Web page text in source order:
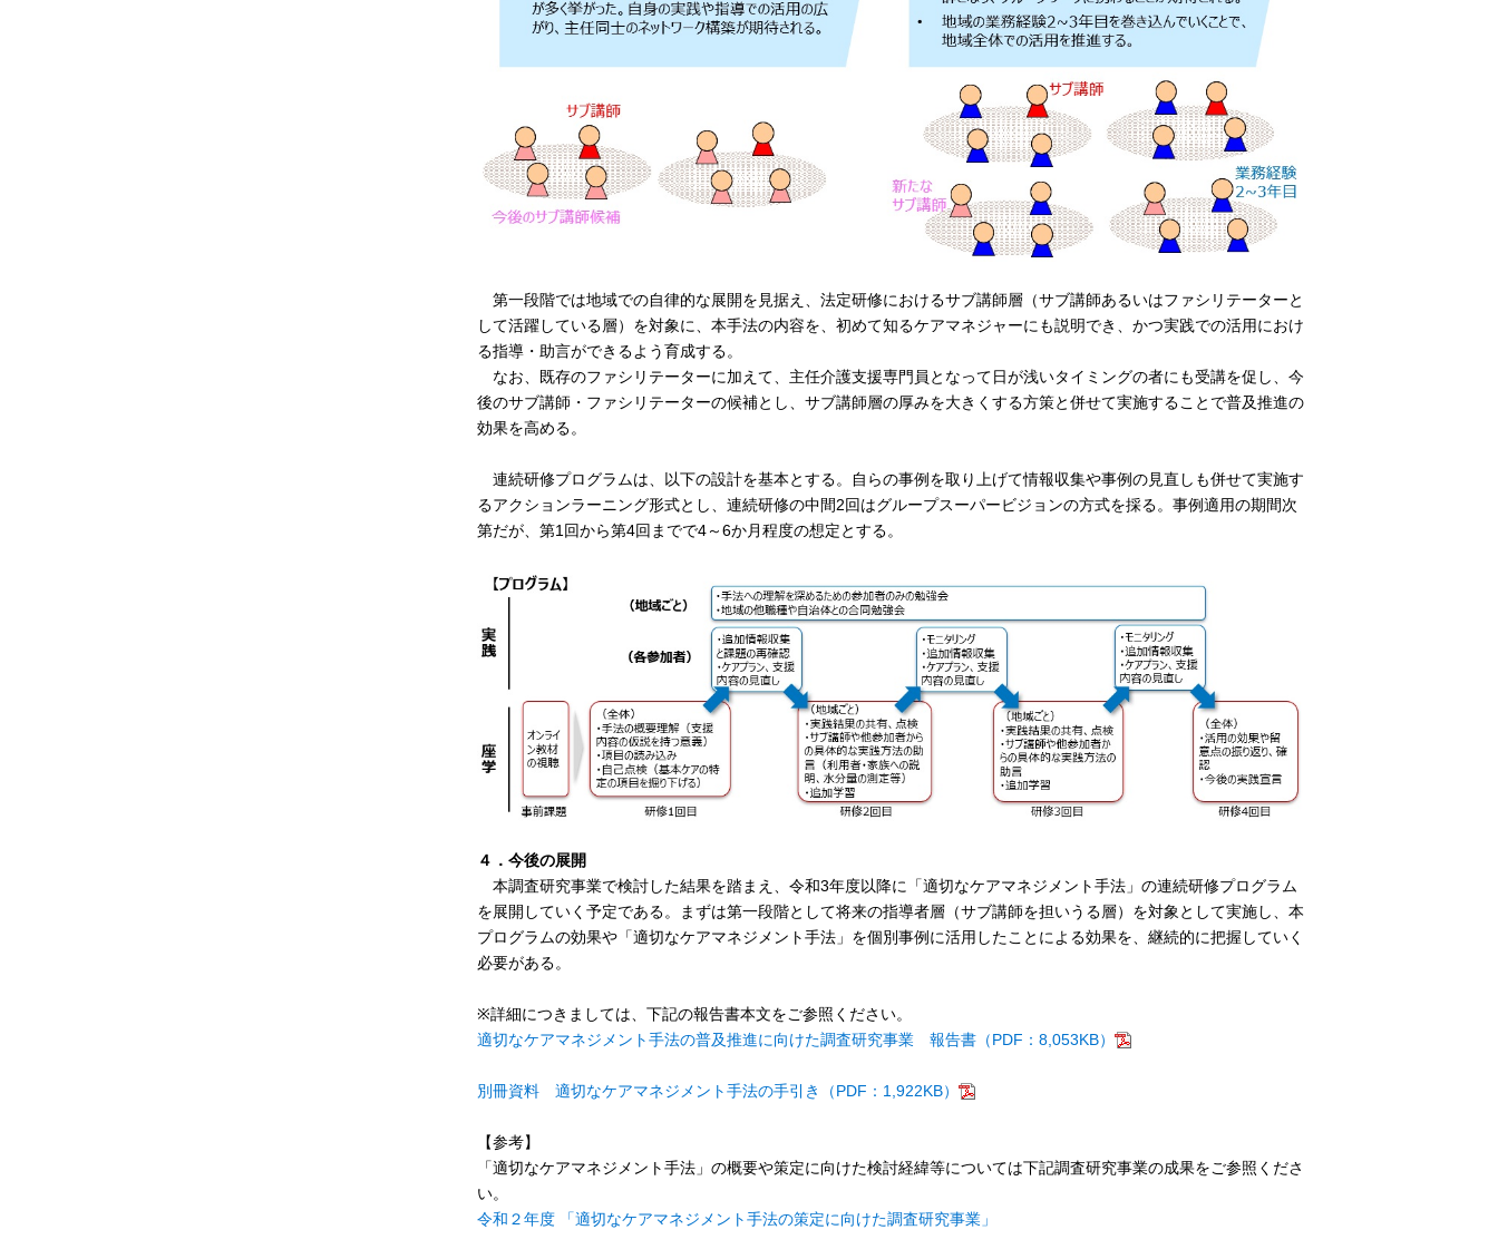
第一段階では地域での自律的な展開を見据え、法定研修におけるサブ講師層（サブ講師あるいはファシリテーターと
して活躍している層）を対象に、本手法の内容を、初めて知るケアマネジャーにも説明でき、かつ実践での活用におけ
る指導・助言ができるよう育成する。
なお、既存のファシリテーターに加えて、主任介護支援専門員となって日が浅いタイミングの者にも受講を促し、今
後のサブ講師・ファシリテーターの候補とし、サブ講師層の厚みを大きくする方策と併せて実施することで普及推進の
効果を高める。
連続研修プログラムは、以下の設計を基本とする。自らの事例を取り上げて情報収集や事例の見直しも併せて実施す
るアクションラーニング形式とし、連続研修の中間2回はグループスーパービジョンの方式を採る。事例適用の期間次
第だが、第1回から第4回までで4～6か月程度の想定とする。
４．今後の展開
本調査研究事業で検討した結果を踏まえ、令和3年度以降に「適切なケアマネジメント手法」の連続研修プログラム
を展開していく予定である。まずは第一段階として将来の指導者層（サブ講師を担いうる層）を対象として実施し、本
プログラムの効果や「適切なケアマネジメント手法」を個別事例に活用したことによる効果を、継続的に把握していく
必要がある。
※詳細につきましては、下記の報告書本文をご参照ください。
適切なケアマネジメント手法の普及推進に向けた調査研究事業 報告書（PDF：8,053KB）
別冊資料 適切なケアマネジメント手法の手引き（PDF：1,922KB）
【参考】
「適切なケアマネジメント手法」の概要や策定に向けた検討経緯等については下記調査研究事業の成果をご参照くださ
い。
令和２年度 「適切なケアマネジメント手法の策定に向けた調査研究事業」